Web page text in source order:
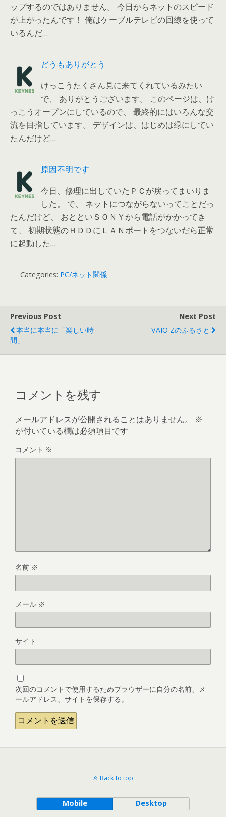
ップするのではありません。 今日からネットのスピード
が上がったんです！ 俺はケーブルテレビの回線を使って
いるんだ…
どうもありがとう
けっこうたくさん見に来てくれているみたい
で、 ありがとうございます。 このページは、け
っこうオープンにしているので、 最終的にはいろんな交
流を目指しています。 デザインは、はじめは緑にしてい
たんだけど…
原因不明です
今日、修理に出していたＰＣが戻ってまいりま
した。 で、 ネットにつながらないってことだっ
たんだけど、 おとといＳＯＮＹから電話がかかってき
て、 初期状態のＨＤＤにＬＡＮポートをつないだら正常
に起動した…
Categories: PC/ネット関係
Previous Post
本当に本当に「楽しい時
間」
Next Post
VAIO Zのふるさと
コメントを残す
メールアドレスが公開されることはありません。
※
が付いている欄は必須項目です
コメント ※
名前 ※
メール ※
サイト
次回のコメントで使用するためブラウザーに自分の名前、メ
ールアドレス、サイトを保存する。
Back to top
Mobile Desktop